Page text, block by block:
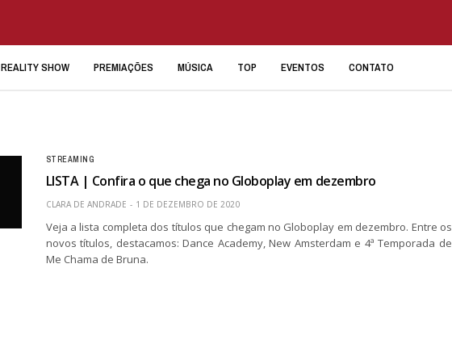
REALITY SHOW PREMIAÇÕES MÚSICA TOP EVENTOS CONTATO
STREAMING
LISTA | Confira o que chega no Globoplay em dezembro
CLARA DE ANDRADE 1 DE DEZEMBRO DE 2020
Veja a lista completa dos títulos que chegam no Globoplay em dezembro. Entre os
novos títulos, destacamos: Dance Academy, New Amsterdam e 4ª Temporada de
Me Chama de Bruna.